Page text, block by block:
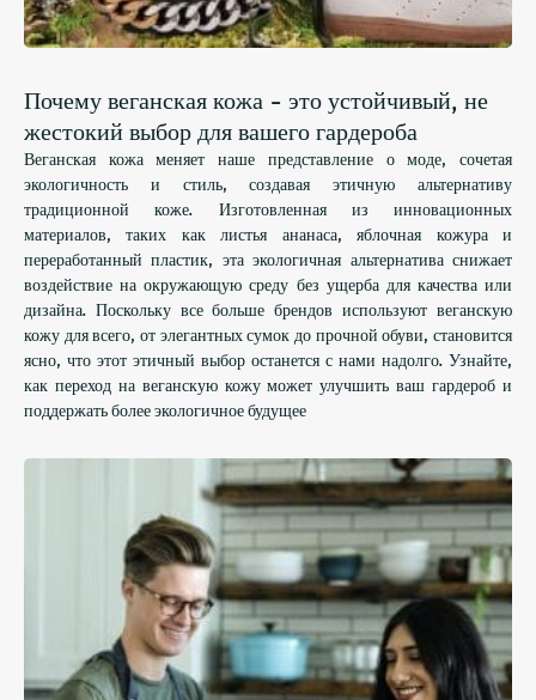
Почему веганская кожа - это устойчивый, не
жестокий выбор для вашего гардероба
Веганская кожа меняет наше представление о моде, сочетая
экологичность и стиль, создавая этичную альтернативу
традиционной коже. Изготовленная из инновационных
материалов, таких как листья ананаса, яблочная кожура и
переработанный пластик, эта экологичная альтернатива снижает
воздействие на окружающую среду без ущерба для качества или
дизайна. Поскольку все больше брендов используют веганскую
кожу для всего, от элегантных сумок до прочной обуви, становится
ясно, что этот этичный выбор останется с нами надолго. Узнайте,
как переход на веганскую кожу может улучшить ваш гардероб и
поддержать более экологичное будущее